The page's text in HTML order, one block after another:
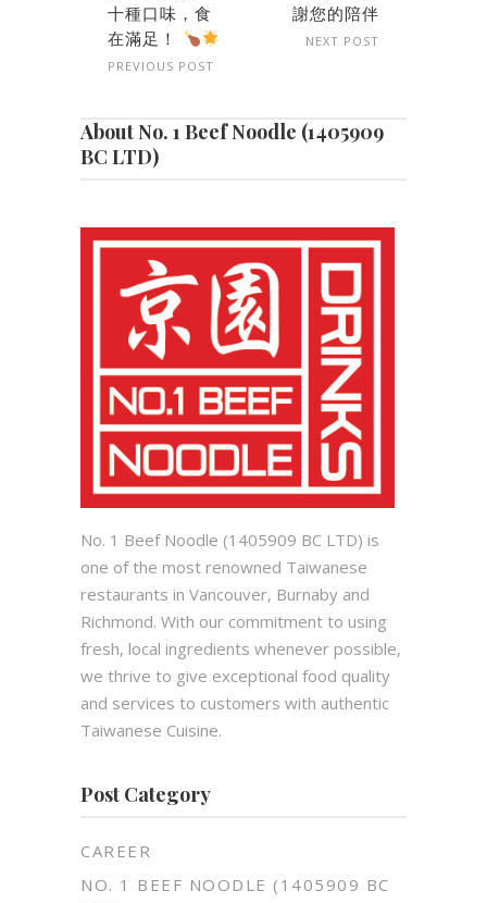
十種口味，食
在滿足！
PREVIOUS POST
謝您的陪伴
NEXT POST
About No. 1 Beef Noodle (1405909
BC LTD)
No. 1 Beef Noodle (1405909 BC LTD) is
one of the most renowned Taiwanese
restaurants in Vancouver, Burnaby and
Richmond. With our commitment to using
fresh, local ingredients whenever possible,
we thrive to give exceptional food quality
and services to customers with authentic
Taiwanese Cuisine.
Post Category
CAREER
NO. 1 BEEF NOODLE (1405909 BC